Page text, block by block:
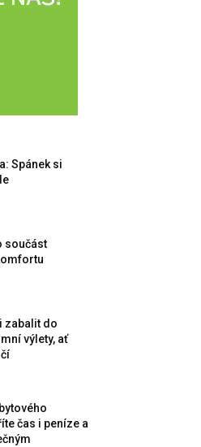
Spánek si
součást
zabalit do
výlety, ať
čas i peníze a